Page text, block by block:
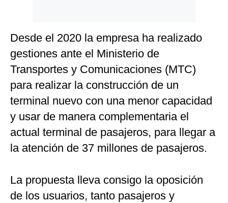
Desde el 2020 la empresa ha realizado
gestiones ante el Ministerio de
Transportes y Comunicaciones (MTC)
para realizar la construcción de un
terminal nuevo con una menor capacidad
y usar de manera complementaria el
actual terminal de pasajeros, para llegar a
la atención de 37 millones de pasajeros.
La propuesta lleva consigo la oposición
de los usuarios, tanto pasajeros y